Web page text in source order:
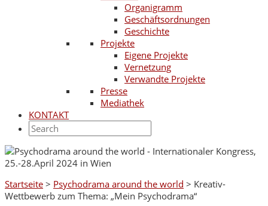
Organigramm
Geschäftsordnungen
Geschichte
Projekte
Eigene Projekte
Vernetzung
Verwandte Projekte
Presse
Mediathek
KONTAKT
Startseite > Psychodrama around the world > Kreativ-
Wettbewerb zum Thema: „Mein Psychodrama“